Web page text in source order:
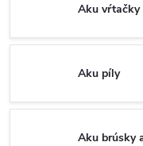
Aku vŕtačky
Aku píly
Aku brúsky